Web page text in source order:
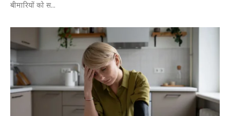
बीमारियों को स...